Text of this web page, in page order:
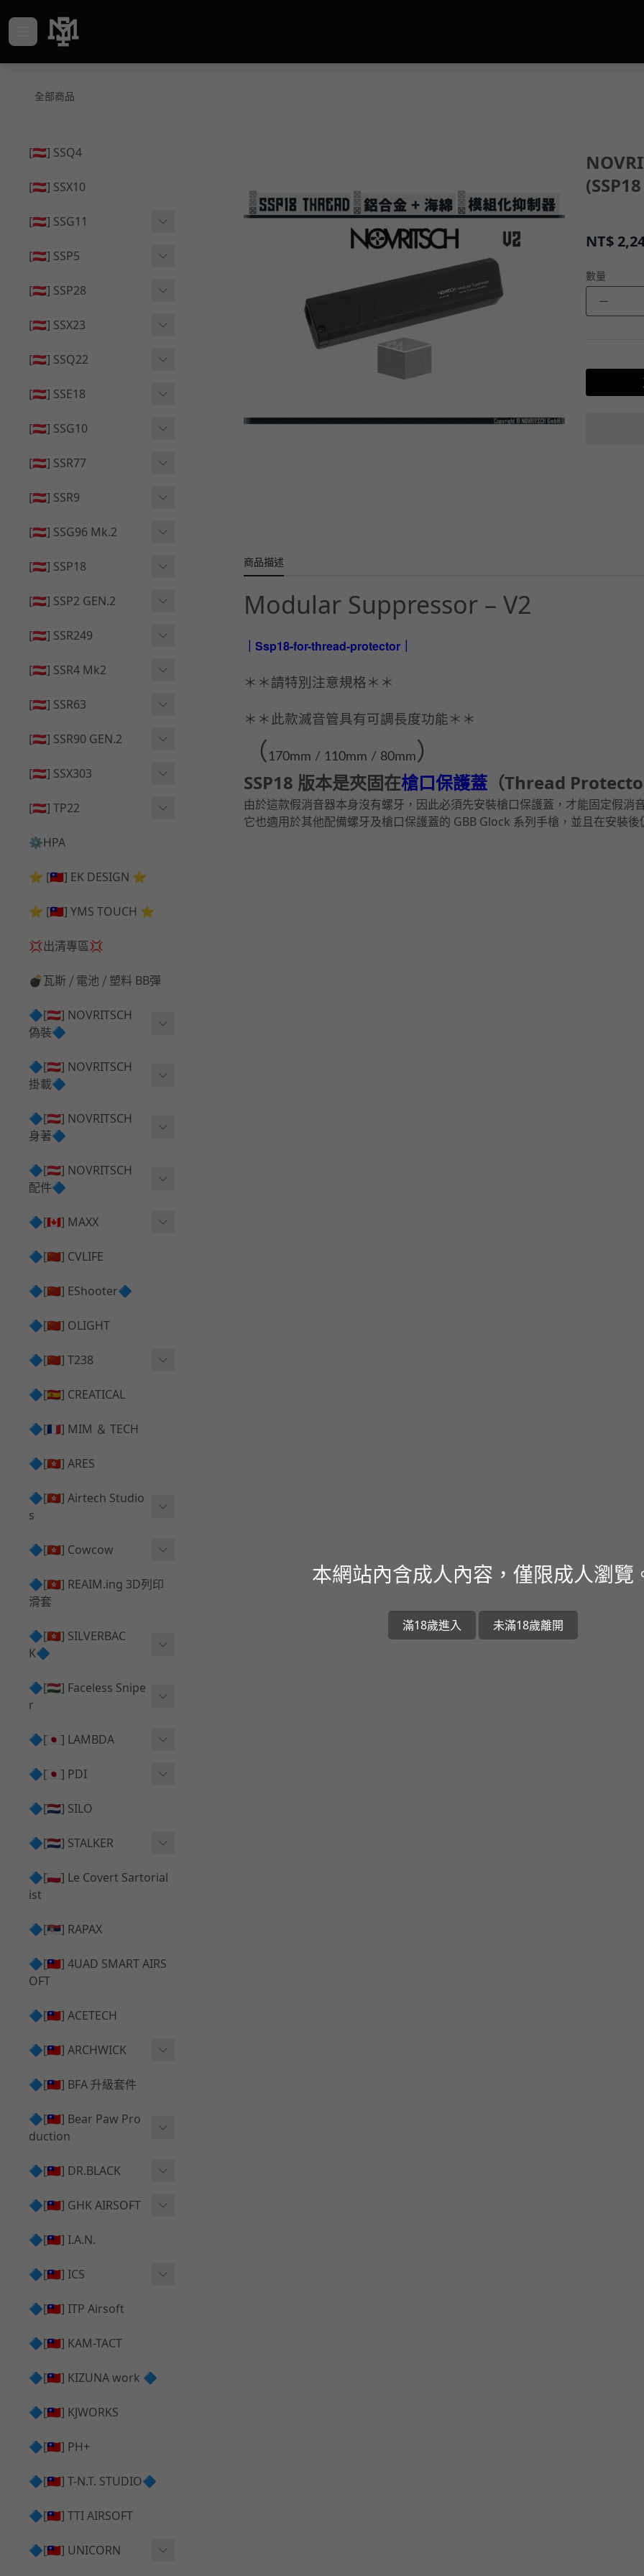
全部商品
[🇦🇹] SSQ4
[🇦🇹] SSX10
[🇦🇹] SSG11
🔄 原廠 ⧸ 零件
[🇦🇹] SSP5
🔄 原廠 ⧸ 零件
[🇦🇹] SSP28
🔄 原廠 ⧸ 零件
[🇦🇹] SSX23
🟦 主體 ⧸ 彈匣
[🇦🇹] SSQ22
🟦 主體 ⧸ 彈匣
[🇦🇹] SSE18
👁️‍🗨️ 外觀 ⧸ 色彩
[🇦🇹] SSG10
🟦 主體 ⧸ 彈匣
[🇦🇹] SSR77
🟦 主體 ⧸ 彈匣
[🇦🇹] SSR9
👁️‍🗨️ 外觀 ⧸ 色彩
[🇦🇹] SSG96 Mk.2
🆙 升級 ⧸ 部件
[🇦🇹] SSP18
👁️‍🗨️ 外觀 ⧸ 色彩
[🇦🇹] SSP2 GEN.2
🔄 原廠 ⧸ 零件
[🇦🇹] SSR249
🟦 主體 ⧸ 彈匣
[🇦🇹] SSR4 Mk2
🟦 主體 ⧸ 彈匣
[🇦🇹] SSR63
🆙 升級 ⧸ 部件
[🇦🇹] SSR90 GEN.2
🆙 升級 ⧸ 部件
[🇦🇹] SSX303
🔄 原廠 ⧸ 零件
🆙 升級 ⧸ 部件
[🇦🇹] TP22
🔄 原廠 ⧸ 零件
🆙 升級 ⧸ 部件
⚙️HPA
⭐ [🇹🇼] EK DESIGN ⭐
⭐ [🇹🇼] YMS TOUCH ⭐
💢出清專區💢
💣瓦斯 ⧸ 電池 ⧸ 塑料 BB彈
🔷[🇦🇹] NOVRITSCH
偽裝🔷
上衣夾克 ⧸ Jacket
兜帽 ⧸ Hood
手持 裝備 ⧸ 偽裝
披肩 ⧸ Shoulder Piece
onie
🔷[🇦🇹] NOVRITSCH
掛載🔷
AR ⧸ DMR 彈匣用
SMG ⧸ SSR90 彈匣用
腰包 ⧸ 萬用包
HPA 氣瓶袋 ⧸ 水袋包
手槍 彈匣用
🔷[🇦🇹] NOVRITSCH
身著🔷
闊邊帽 ⧸ Boonie Hat
戰術背心+前掛 ⧸ Plate Car
rier+Flap
tlebelt
護目鏡 ⧸ 除霧器
腰帶 ⧸ 腿掛
🔷[🇦🇹] NOVRITSCH
配件🔷
✅ 快拔槍套 ⧸ 槍背帶
✅ 槍架 ⧸ 訓練靶具 ⧸ 工具
🔷[🇨🇦] MAXX
AEG 活塞頭 ⧸ AEG Piston
HOP座 ⧸ HOP-UP
競速扳機 ⧸ Speed Trigger
彈匣釋放鈕 ⧸ Mag Releas
推嘴 ⧸ Nozzle
🔷[🇨🇳] CVLIFE
🔷[🇨🇳] EShooter🔷
🔷[🇨🇳] OLIGHT
🔷[🇨🇳] T238
電子扳機
發光器
🔷[🇪🇸] CREATICAL
🔷[🇫🇷] MIM ＆ TECH
🔷[🇭🇰] ARES
🔷[🇭🇰] Airtech Studio
s
VFC
G＆G
Krytac
KWA
Tokyo Marui
PROWIN
MAXX
SILVERBACK SRS
🔷[🇭🇰] Cowcow
TM Glock 系列
Action Army AAP01 系列
UMAREX VFC 系列
KWA⧸KSC系列
🔷[🇭🇰] REAIM.ing 3D列印
滑套
🔷[🇭🇰] SILVERBAC
K🔷
SRS ⧸ HTI 🟦 主體 ⧸ 彈匣
✅ 碳纖管 ⧸ 彈簧
TAC-41 👁️‍🗨️ 外觀 ⧸ 色彩
MDR-X 🟦 主體 ⧸ 彈匣
✅ 通用 ⧸ 精品
MDR-X 🔄 原廠 ⧸ 零件
TAC-41 🔄 原廠 ⧸ 零件
🔷[🇭🇺] Faceless Snipe
r
Mk23 ⧸ SSX23
SRS ⧸ HTI ⧸ TAC-41
🔷[🇯🇵] LAMBDA
Lambda 05 GBB 精密內管
Lambda 03 AEG 精密內管
Lambda 05 AEG 精密內管
🔷[🇯🇵] PDI
01 精密內管
05 精密內管
08 精密內管
🔷[🇳🇱] SILO
🔷[🇳🇱] STALKER
Action Army AAP01 升級
套件
HOP膠皮 ⧸ 下壓塊
件
[夢神⧸Morpheus] 不鏽鋼
內管
套件
[夢神⧸Morpheus] 碳鋼 內
管
🔷[🇵🇱] Le Covert Sartorial
ist
🔷[🇷🇸] RAPAX
🔷[🇹🇼] 4UAD SMART AIRS
OFT
🔷[🇹🇼] ACETECH
🔷[🇹🇼] ARCHWICK
衝鋒套件 Convertion Kit
MWS 升級組件
B＆T APC9 系列產品
B＆T SPR300系列產品
HOP膠皮
🔷[🇹🇼] BFA 升級套件
🔷[🇹🇼] Bear Paw Pro
duction
T-5000
🔷[🇹🇼] DR.BLACK
Hi-capa 彈匣外觀
維護保養
Hi-capa 上半外觀
Hi-capa 內部升級
🔷[🇹🇼] GHK AIRSOFT
AR ⧸ M4 GBB 原廠零件
AKM V3 主體 ＆ 原廠零件
G5 原廠零件
G17 GEN.3 原廠零件
AR ⧸ M4 GBB 升級套件
🔷[🇹🇼] I.A.N.
🔷[🇹🇼] ICS
Hi-Capa 維修零件
ICS 成槍
🔷[🇹🇼] ITP Airsoft
🔷[🇹🇼] KAM-TACT
🔷[🇹🇼] KIZUNA work 🔷
🔷[🇹🇼] KJWORKS
🔷[🇹🇼] PH+
🔷[🇹🇼] T-N.T. STUDIO🔷
🔷[🇹🇼] TTI AIRSOFT
🔷[🇹🇼] UNICORN
NT$
數量
－
商品描述
Modular Suppressor – V2
｜Ssp18-for-thread-protector｜
＊＊請特別注意規格＊＊
＊＊此款滅音管具有可調長度功能＊＊
（170mm / 110mm / 80mm）
SSP18 版本是夾固在槍口保護蓋 （Thread
由於這款假消音器本身沒有螺牙，因此必須先安裝槍口保護蓋，才能固定假消
它也適用於其他配備螺牙及槍口保護蓋的 GBB Glock 系列手槍，並且在安裝
本網站內含成人內容，僅限成人瀏覽
滿18歲進入 未滿18歲離開